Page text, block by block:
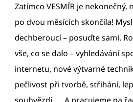
Zatímco VESMÍR je nekonečný,
po dvou měsících skončila!
dechberoucí – posuďte sami.
vše, co se dalo – vyhledávání
internetu, nové výtvarné
pečlivost při tvorbě, střihání,